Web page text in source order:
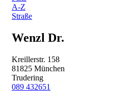
A-Z
Straße
Wenzl Dr.
Kreillerstr. 158
81825 München
Trudering
089 432651